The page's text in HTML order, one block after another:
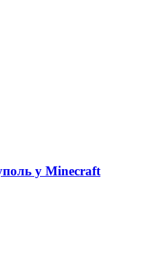
у Minecraft